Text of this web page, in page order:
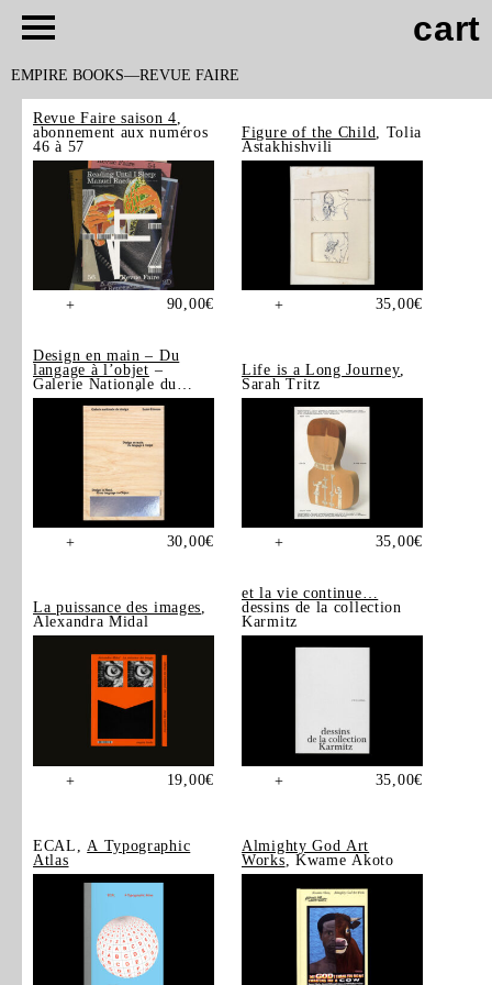
cart
EMPIRE BOOKS REVUE FAIRE
Revue Faire saison 4
abonnement aux numéros
46 à 57
+ 90,00€
Figure of the Child
, Tolia
Astakhishvili
+ 35,00€
Design en main – Du
langage à l’objet –
Galerie Nationale du
Design, Saint-Étienne
+ 30,00€
Life is a Long Journey,
Sarah Tritz
+ 35,00€
La puissance des images,
Alexandra Midal
+ 19,00€
et la vie continue…
dessins de la collection
Karmitz
+ 35,00€
ECAL, A Typographic
Atlas
Almighty God Art
Works , Kwame Akoto